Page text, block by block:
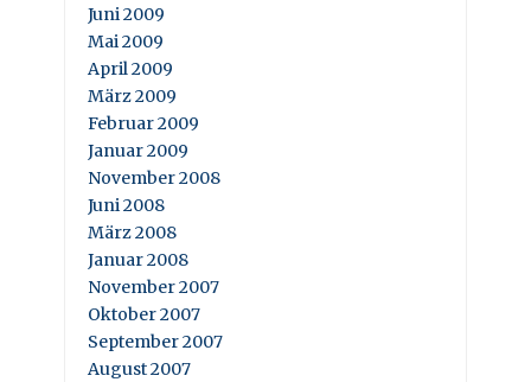
Juni 2009
Mai 2009
April 2009
März 2009
Februar 2009
Januar 2009
November 2008
Juni 2008
März 2008
Januar 2008
November 2007
Oktober 2007
September 2007
August 2007